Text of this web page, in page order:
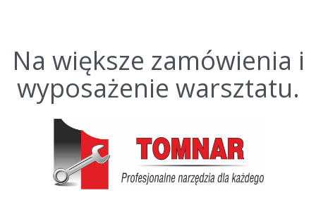
Na większe zamówienia i
wyposażenie warsztatu.